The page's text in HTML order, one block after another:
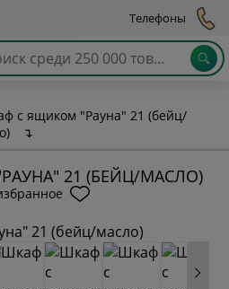
Телефоны
с ящиком "Рауна" 21 (бейц/
↴
21 (БЕЙЦ/МАСЛО)